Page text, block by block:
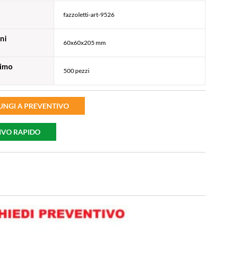
fazzoletti-art-9526
60x60x205 mm
500 pezzi
A PREVENTIVO
RAPIDO